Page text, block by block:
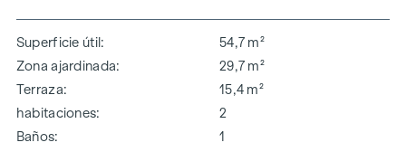
Superficie útil
54,7 m²
Zona ajardinada
29,7 m²
Terraza
15,4 m²
habitaciones
2
Baños
1